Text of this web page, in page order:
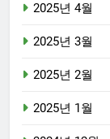
2025년 4월
2025년 3월
2025년 2월
2025년 1월